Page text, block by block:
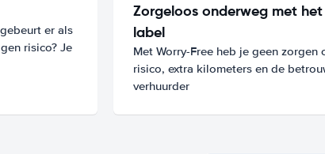
er als
risico? Je
Zorgeloos onderweg met
label
Met Worry-Free heb je geen zorgen
risico, extra kilometers en de
verhuurder